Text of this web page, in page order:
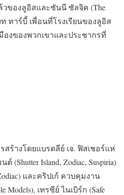
ของลูอิสและซันนี ซัลจิค (The
ท ทาร์บี้ เพื่อนที่โรงเรียนของลูอิส
องของพวกเขาและประชากรที่
ร้างโดยแบรดลีย์ เจ. ฟิสเชอร์แห่
(Shutter Island, Zodiac, Suspiria)
และคริปเก้ ควบคุมงาน
Models), เทรซีย์ ไนเบิร์ก (Safe